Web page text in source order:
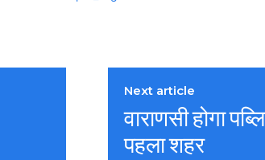
Next article
वाराणसी होगा
पहला शहर